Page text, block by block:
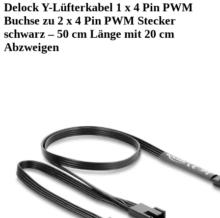
Delock Y-Lüfterkabel 1 x 4 Pin PWM
Buchse zu 2 x 4 Pin PWM Stecker
schwarz – 50 cm Länge mit 20 cm
Abzweigen